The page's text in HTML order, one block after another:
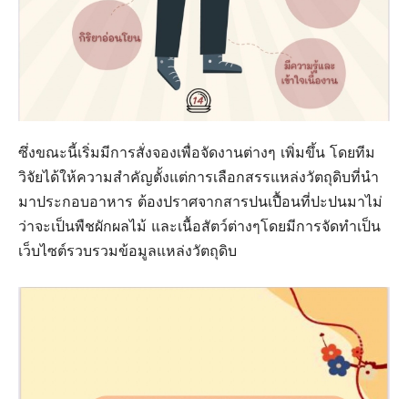
ซึ่งขณะนี้เริ่มมีการสั่งจองเพื่อจัดงานต่างๆ เพิ่มขึ้น โดยทีม
วิจัยได้ให้ความสำคัญตั้งแต่การเลือกสรรแหล่งวัตถุดิบที่นำ
มาประกอบอาหาร ต้องปราศจากสารปนเปื้อนที่ปะปนมาไม่
ว่าจะเป็นพืชผักผลไม้ และเนื้อสัตว์ต่างๆโดยมีการจัดทำเป็น
เว็บไซต์รวบรวมข้อมูลแหล่งวัตถุดิบ